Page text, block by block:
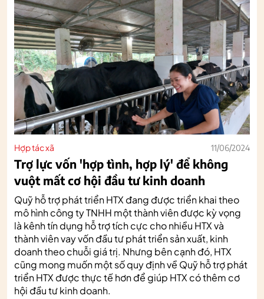
Hợp tác xã 11/06/2024
Trợ lực vốn 'hợp tình, hợp lý' để không
vuột mất cơ hội đầu tư kinh doanh
Quỹ hỗ trợ phát triển HTX đang được triển khai theo
mô hình công ty TNHH một thành viên được kỳ vọng
là kênh tín dụng hỗ trợ tích cực cho nhiều HTX và
thành viên vay vốn đầu tư phát triển sản xuất, kinh
doanh theo chuỗi giá trị. Nhưng bên cạnh đó, HTX
cũng mong muốn một số quy định về Quỹ hỗ trợ phát
triển HTX được thực tế hơn để giúp HTX có thêm cơ
hội đầu tư kinh doanh.